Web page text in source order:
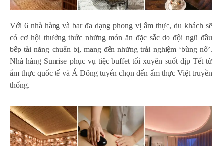
Với 6 nhà hàng và bar đa dạng phong vị ẩm thực, du khách sẽ
có cơ hội thưởng thức những món ăn đặc sắc do đội ngũ đầu
bếp tài năng chuẩn bị, mang đến những trải nghiệm ‘bùng nổ’.
Nhà hàng Sunrise phục vụ tiệc buffet tối xuyên suốt dịp Tết từ
ẩm thực quốc tế và Á Đông tuyển chọn đến ẩm thực Việt truyền
thống.